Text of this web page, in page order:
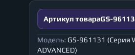
Артикул товараGS-
Модель: GS-961131 (Серия
ADVANCED)